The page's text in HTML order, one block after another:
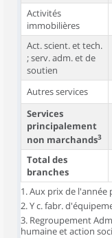
Activités
immobilières
Act. scient. et tech.
; serv. adm. et de
soutien
Autres services
Services
principalement
non marchands3
Total des
branches
1. Aux prix de l'année
2. Y c. fabr.
3. Regroupement
humaine et action